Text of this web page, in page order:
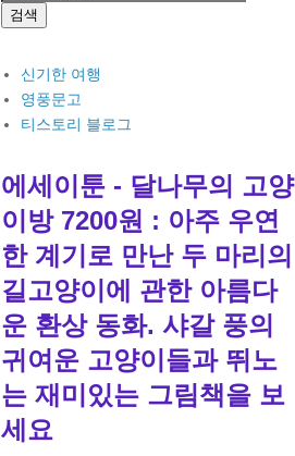
신기한 여행
영풍문고
티스토리 블로그
에세이툰 - 달나무의 고양
이방 7200원 : 아주 우연
한 계기로 만난 두 마리의
길고양이에 관한 아름다
운 환상 동화. 샤갈 풍의
귀여운 고양이들과 뛰노
는 재미있는 그림책을 보
세요